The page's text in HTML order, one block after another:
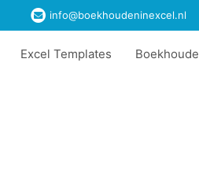
info@boekhoudeninexcel.nl
Excel Templates